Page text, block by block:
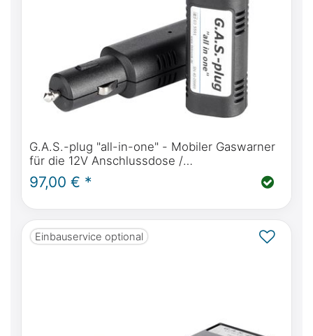
G.A.S.-plug "all-in-one" - Mobiler Gaswarner
für die 12V Anschlussdose /
Zigarettenanzünder
97,00 € *
Einbauservice optional